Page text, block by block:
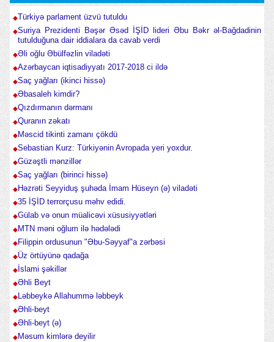
Türkiyə parlament üzvü tutuldu
Suriya Prezidenti Bəşər Əsəd İŞİD lideri Əbu Bəkr əl-Bağdadinin
tutulduğuna dair iddialara da cavab verdi
Əli oğlu Əbülfəzlin viladəti
Azərbaycan iqtisadiyyatı 2017-2018 ci ildə
Saç yağları (ikinci hissə)
Əbasaleh kimdir?
Qızdırmanın dərmanı
Quranın zəkatı
Məscid tikinti zamanı çökdü
Sebastian Kurz: Türkiyənin Avropada yeri yoxdur.
Güzəştli mənzillər
Saç yağları (birinci hissə)
Həzrəti Seyyiduş şuhəda İmam Hüseyn (ə) viladəti
35 İŞİD terrorçusu məhv edidi.
Gülab və onun müalicəvi xüsusiyyətləri
MTN məni oğlum ilə hədələdi
Filippin ordusunun "Əbu-Səyyaf"a zərbəsi
Üz örtüyünə qadağa
İslami şəkillər
Əhli Beyt
Ləbbeykə Allahummə ləbbeyk
Əhli-beyt
Əhli-beyt (ə)
Məsum kimlərə deyilir